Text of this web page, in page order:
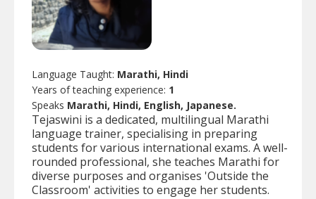
Language Taught: Marathi, Hindi
Years of teaching experience: 1
Speaks Marathi, Hindi, English, Japanese.
Tejaswini is a dedicated, multilingual Marathi
language trainer, specialising in preparing
students for various international exams. A well-
rounded professional, she teaches Marathi for
diverse purposes and organises 'Outside the
Classroom' activities to engage her students.